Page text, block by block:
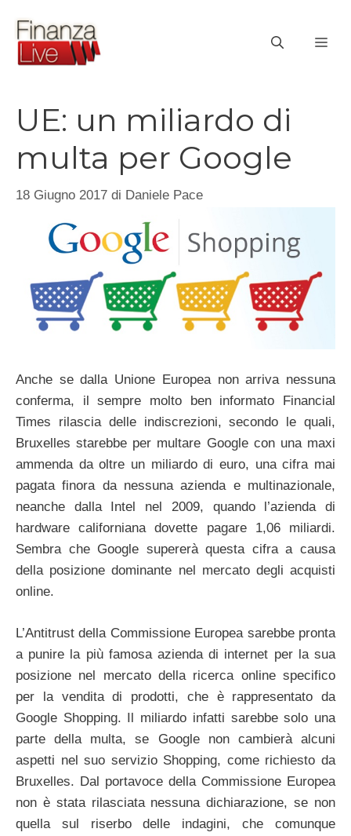
contenuto
UE: un miliardo di
multa per Google
18 Giugno 2017 di Daniele Pace
Anche se dalla Unione Europea non arriva nessuna
conferma, il sempre molto ben informato Financial
Times rilascia delle indiscrezioni, secondo le quali,
Bruxelles starebbe per multare Google con una maxi
ammenda da oltre un miliardo di euro, una cifra mai
pagata finora da nessuna azienda e multinazionale,
neanche dalla Intel nel 2009, quando l’azienda di
hardware californiana dovette pagare 1,06 miliardi.
Sembra che Google supererà questa cifra a causa
della posizione dominante nel mercato degli acquisti
online.
L’Antitrust della Commissione Europea sarebbe pronta
a punire la più famosa azienda di internet per la sua
posizione nel mercato della ricerca online specifico
per la vendita di prodotti, che è rappresentato da
Google Shopping. Il miliardo infatti sarebbe solo una
parte della multa, se Google non cambierà alcuni
aspetti nel suo servizio Shopping, come richiesto da
Bruxelles. Dal portavoce della Commissione Europea
non è stata rilasciata nessuna dichiarazione, se non
quella sul riserbo delle indagini, che comunque